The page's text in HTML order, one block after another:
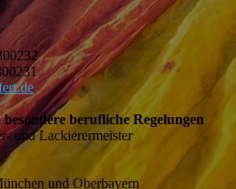
berufliche Regelungen
und Lackierermeister
und Oberbayern